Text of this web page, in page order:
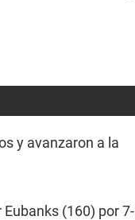
y avanzaron a la
(160) por